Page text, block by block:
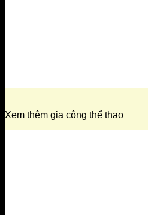
Xem thêm gia công thể thao